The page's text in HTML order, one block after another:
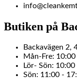
Butiken på
Backavägen 2,
Mån-Fre:
Lör- Sön:
Sön: 11:00 -